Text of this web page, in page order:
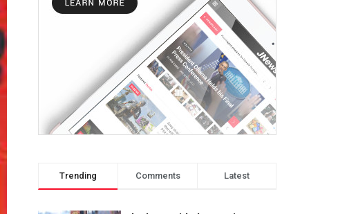
Trending Comments Latest